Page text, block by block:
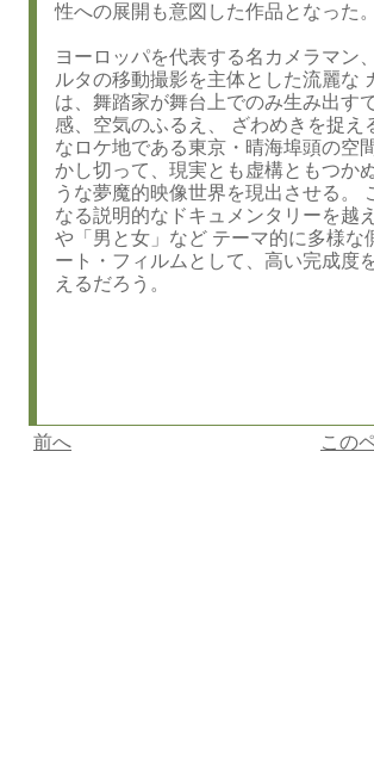
性への展開も意図した作品となった。
ヨーロッパを代表する名カメラマン
ルタの移動撮影を主体とした流麗な
は、舞踏家が舞台上でのみ生み出す
感、空気のふるえ、 ざわめきを捉え
なロケ地である東京・晴海埠頭の空
かし切って、現実とも虚構ともつか
うな夢魔的映像世界を現出させる。
なる説明的なドキュメンタリーを越
や「男と女」など テーマ的に多様な
ート・フィルムとして、高い完成度
えるだろう。
前へ この